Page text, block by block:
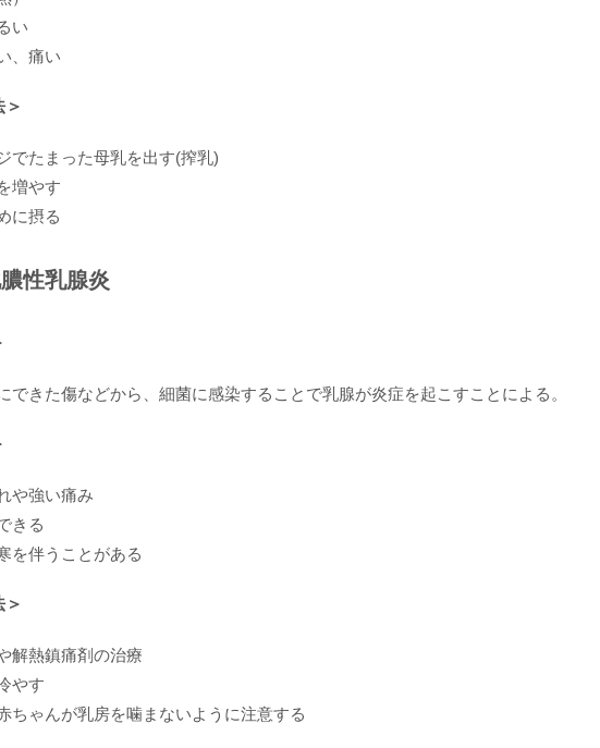
い
、痛い
＞
でたまった母乳を出す(搾乳)
増やす
に摂る
性乳腺炎
できた傷などから、細菌に感染することで乳腺が炎症を起こすことによる。
や強い痛み
きる
を伴うことがある
＞
解熱鎮痛剤の治療
やす
ちゃんが乳房を噛まないように注意する